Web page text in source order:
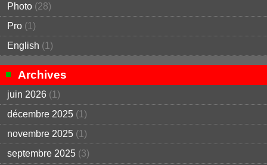
Photo (28)
Pro (1)
English (1)
Archives
juin 2026 (1)
décembre 2025 (1)
novembre 2025 (1)
septembre 2025 (3)